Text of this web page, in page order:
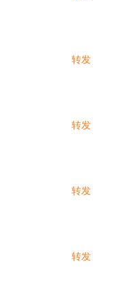
转发
转发
转发
转发